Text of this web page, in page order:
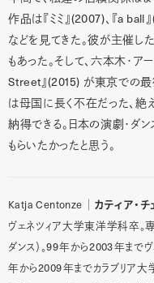
作品は『ミミ』(2007)、『a ball』
などを見てきた。彼が主催し
もあった。そして、六本木・ア
Street』(2015) が東京での最
は母国に長く不在だった、絶
納得できる。日本の演劇・ダ
もらいたかったと思う。
Katja Centonze カティア・
ヴェネツィア大学東洋学科卒。
ダンス）。99年から2003年まで
年から2009年までカラブリア